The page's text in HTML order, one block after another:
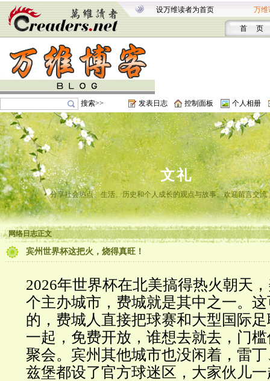
设万维读者为首页 万维
首 页
搜索>> 发表日志 控制面板 个人相册
文礼
分享社会热点、生活、历史和个人成长的观点与故事。欢迎留言交流
网络日志正文
宾州世界杯这把火，烧得真旺！
2026年世界杯在北美搞得热火朝天
个主办城市，费城就是其中之一。
的，费城人直接把球赛和大型国际
一起，免费开放，谁想去就去，门
聚会。宾州其他城市也没闲着，雷
兹堡都设了官方球迷区，大家伙儿